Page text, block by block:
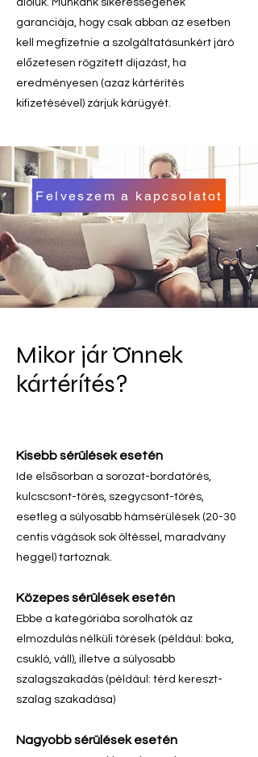
alóluk. Munkánk sikerességének
garanciája, hogy csak abban az esetben
kell megfizetnie a szolgáltatásunkért járó
előzetesen rögzített díjazást, ha
eredményesen (azaz kártérítés
kifizetésével) zárjuk kárügyét.
Felveszem a kapcsolatot
Mikor jár Önnek
kártérítés?
Kisebb sérülések esetén
Ide elsősorban a sorozat-bordatörés,
kulcscsont-törés, szegycsont-törés,
esetleg a súlyosabb hámsérülések (20-30
centis vágások sok öltéssel, maradvány
heggel) tartoznak.
Közepes sérülések esetén
Ebbe a kategóriába sorolhatók az
elmozdulás nélküli törések (például: boka,
csukló, váll), illetve a súlyosabb
szalagszakadás (például: térd kereszt-
szalag szakadása)
Nagyobb sérülések esetén